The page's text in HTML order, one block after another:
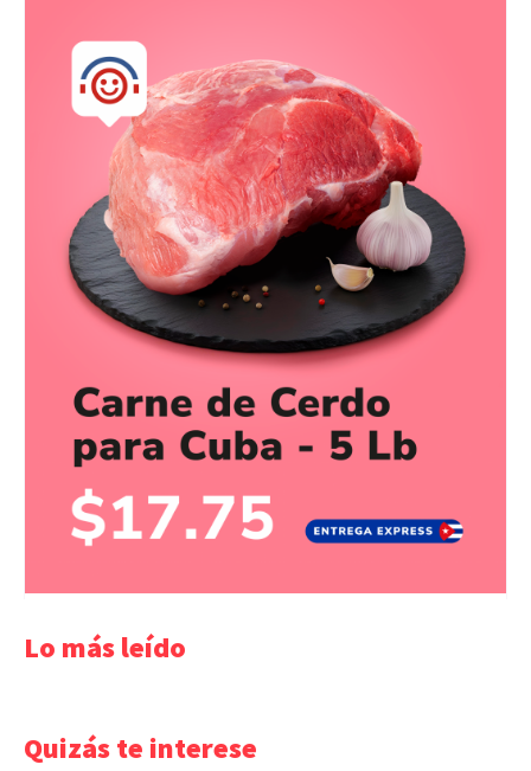
Lo más leído
Quizás te interese